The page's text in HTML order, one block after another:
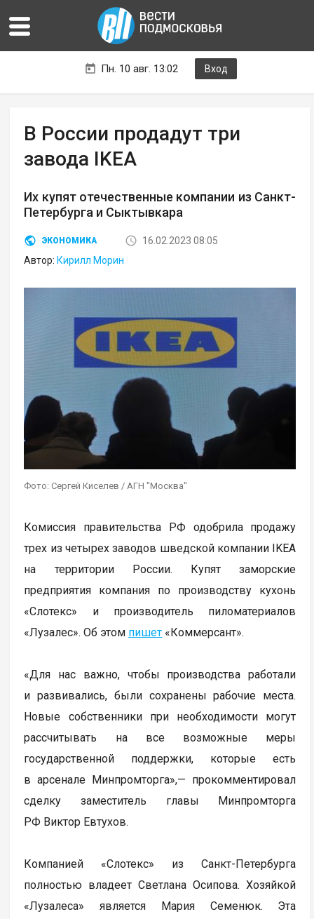
Пн. 10 авг. 13:02 Вход
В России продадут три
завода IKEA
Их купят отечественные компании из Санкт-
Петербурга и Сыктывкара
ЭКОНОМИКА
16.02.2023 08:05
Автор: Кирилл Морин
Фото: Сергей Киселев / АГН "Москва"
Комиссия правительства РФ одобрила продажу
трех из четырех заводов шведской компании IKEA
на территории России. Купят заморские
предприятия компания по производству кухонь
«Слотекс» и производитель пиломатериалов
«Лузалес». Об этом пишет «Коммерсант».
«Для нас важно, чтобы производства работали
и развивались, были сохранены рабочие места.
Новые собственники при необходимости могут
рассчитывать на все возможные меры
государственной поддержки, которые есть
в арсенале Минпромторга»,— прокомментировал
сделку заместитель главы Минпромторга
РФ Виктор Евтухов.
Компанией «Слотекс» из Санкт-Петербурга
полностью владеет Светлана Осипова. Хозяйкой
«Лузалеса» является Мария Семенюк. Эта